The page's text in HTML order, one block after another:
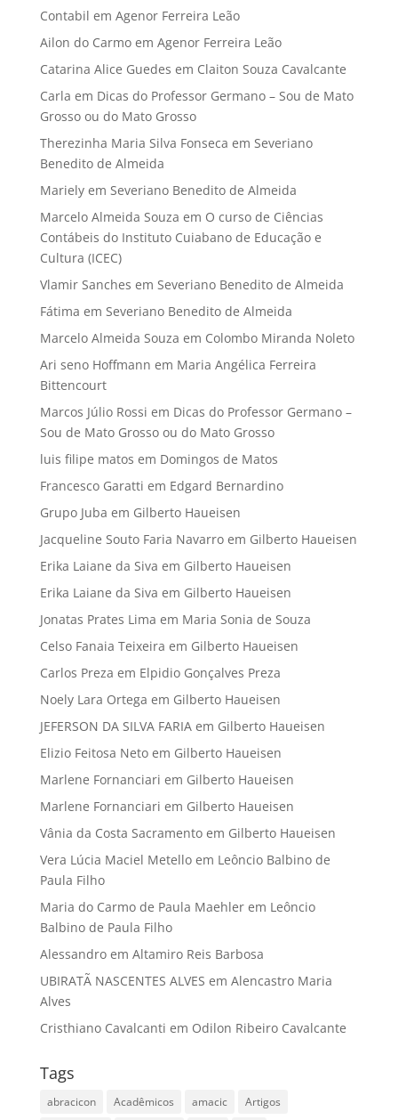
Contabil em Agenor Ferreira Leão
Ailon do Carmoem Agenor Ferreira Leão
Catarina Alice Guedes em Claiton Souza Cavalcante
Carla em Dicas do Professor Germano – Sou de Mato
Grosso ou do Mato Grosso
Therezinha Maria Silva Fonseca em Severiano
Benedito de Almeida
Marielyem Severiano Benedito de Almeida
Marcelo Almeida Souza em O curso de Ciências
Contábeis do Instituto Cuiabano de Educação e
Cultura (ICEC)
Vlamir Sanches em Severiano Benedito de Almeida
Fátima em Severiano Benedito de Almeida
Marcelo Almeida Souza em Colombo Miranda Noleto
Ari seno Hoffmann em Maria Angélica Ferreira
Bittencourt
Marcos Júlio Rossi em Dicas do Professor Germano –
Sou de Mato Grosso ou do Mato Grosso
luis filipe matos em Domingos de Matos
Francesco Garatti em Edgard Bernardino
Grupo Juba em Gilberto Haueisen
Jacqueline Souto Faria Navarroem Gilberto Haueisen
Erika Laiane da Siva em Gilberto Haueisen
Erika Laiane da Siva em Gilberto Haueisen
Jonatas Prates Lima em Maria Sonia de Souza
Celso Fanaia Teixeira em Gilberto Haueisen
Carlos Preza em Elpidio Gonçalves Preza
Noely Lara Ortega em Gilberto Haueisen
JEFERSON DA SILVA FARIAem Gilberto Haueisen
Elizio Feitosa Netoem Gilberto Haueisen
Marlene Fornanciari em Gilberto Haueisen
Marlene Fornanciari em Gilberto Haueisen
Vânia da Costa Sacramentoem Gilberto Haueisen
Vera Lúcia Maciel Metelloem Leôncio Balbino de
Paula Filho
Maria do Carmo de Paula Maehlerem Leôncio
Balbino de Paula Filho
Alessandroem Altamiro Reis Barbosa
UBIRATÃ NASCENTES ALVES em Alencastro Maria
Alves
Cristhiano Cavalcanti em Odilon Ribeiro Cavalcante
Tags
abracicon Acadêmicos amacic
Artigos